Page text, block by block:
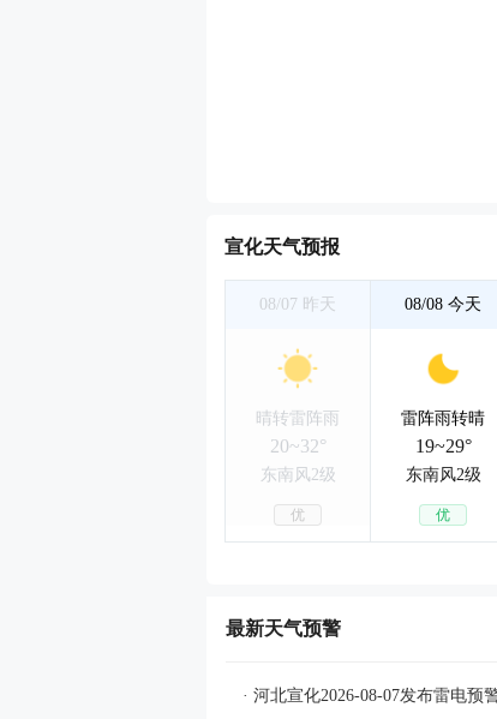
宣化天气预报
08/07 昨天
晴转雷阵雨
20~32°
东南风2级
优
08/08 今天
雷阵雨转晴
19~29°
东南风2级
优
最新天气预警
· 河北宣化2026-08-07发布雷电预